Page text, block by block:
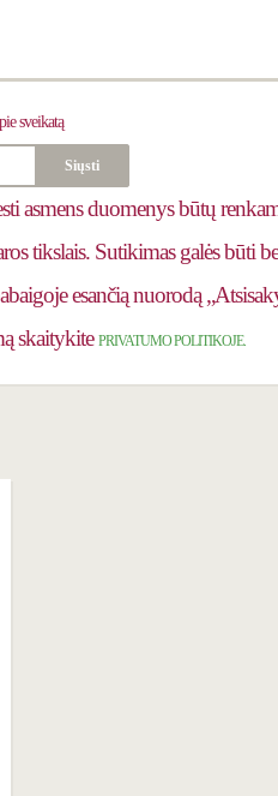
sveikatą
asmens duomenys būtų
tikslais. Sutikimas galės būti
esančią nuorodą
skaitykite PRIVATUMO POLITIKOJE.